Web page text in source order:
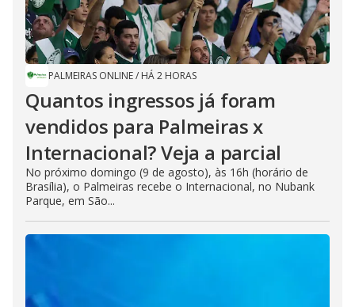
PALMEIRAS ONLINE/ HÁ 2 HORAS
Quantos ingressos já foram
vendidos para Palmeiras x
Internacional? Veja a parcial
No próximo domingo (9 de agosto), às 16h (horário de
Brasília), o Palmeiras recebe o Internacional, no Nubank
Parque, em São...